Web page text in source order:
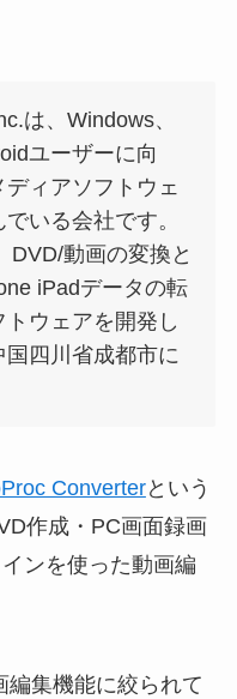
は、Windows、
ユーザーに向
ィアソフトウェ
いる会社です。
DVD/動画の変換と
iPadデータの転
ウェアを開発し
四川省成都市に
Converterという
作成・PC画面録画
ンを使った動画編
編集機能に絞られて